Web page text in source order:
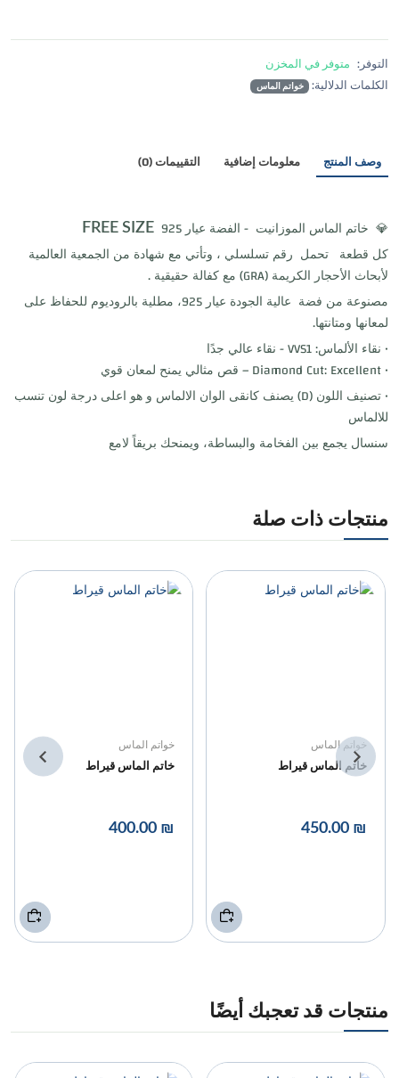
التوفر: متوفر في المخزن
الكلمات الدلالية:
خواتم الماس
وصف المنتج معلومات إضافية التقييمات (0)
💎 خاتم الماس الموزانيت - الفضة عيار 925 FREE SIZE
كل قطعة تحمل رقم تسلسلي ، وتأتي مع شهادة من الجمعية العالمية
لأبحاث الأحجار الكريمة (GRA) مع كفالة حقيقية .
مصنوعة من فضة عالية الجودة عيار 925، مطلية بالروديوم للحفاظ على
لمعانها ومتانتها.
• نقاء الألماس: VVS1 - نقاء عالي جدًا
• Diamond Cut: Excellent – قص مثالي يمنح لمعان قوي
• تصنيف اللون (D) يصنف كانقى الوان الالماس و هو اعلى درجة لون تنسب
للالماس
سنسال يجمع بين الفخامة والبساطة، ويمنحك بريقاً لامع
منتجات ذات صلة
خواتم الماس
خاتم الماس قيراط
₪ 450.00
خواتم الماس
خاتم الماس قيراط
₪ 400.00
منتجات قد تعجبك أيضًا